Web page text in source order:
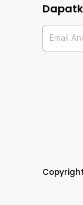
Email